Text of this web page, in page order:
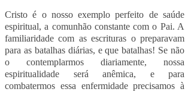
Cristo é o nosso exemplo perfeito de saúde
espiritual, a comunhão constante com o Pai. A
familiaridade com as escrituras o preparavam
para as batalhas diárias, e que batalhas! Se não
o contemplarmos diariamente, nossa
espiritualidade será anêmica, e para
combatermos essa enfermidade precisamos à